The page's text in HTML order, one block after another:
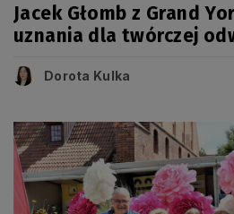
Jacek Głomb z Grand
uznania dla twórczej
Dorota Kulka